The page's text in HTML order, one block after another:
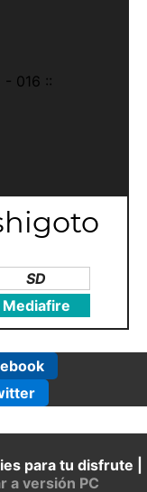
SD
Mediafire
para tu disfrute |
a versión PC